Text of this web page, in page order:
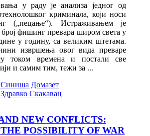
у раду је анализа једног од
криминала, који носи
(„пецање“). Истраживањем је
број фишинг превара широм света у
у годину, са великим штетама.
извршења овог вида преваре
током времена и постали све
и самим тим, тежи за ...
Домазет
Скакавац
NEW CONFLICTS:
POSSIBILITY OF WAR